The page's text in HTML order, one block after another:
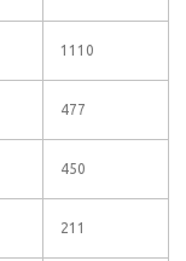
1110
477
450
211